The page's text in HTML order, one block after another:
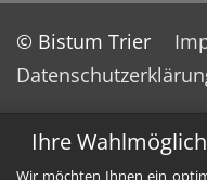
Ihre
Wir möchten Ihnen ein
© Bistum Trier